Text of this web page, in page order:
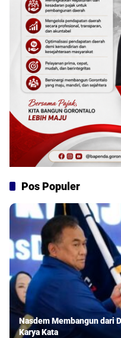
Pos Populer
Nasdem Membangun dari
Karya Kata